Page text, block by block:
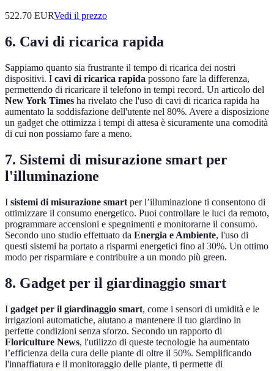
522.70 EURVedi il prezzo
6. Cavi di ricarica rapida
Sappiamo quanto sia frustrante il tempo di ricarica dei nostri
dispositivi. I cavi di ricarica rapida possono fare la differenza,
permettendo di ricaricare il telefono in tempi record. Un articolo del
New York Times ha rivelato che l'uso di cavi di ricarica rapida ha
aumentato la soddisfazione dell'utente nel 80%. Avere a disposizione
un gadget che ottimizza i tempi di attesa è sicuramente una comodità
di cui non possiamo fare a meno.
7. Sistemi di misurazione smart per
l'illuminazione
I sistemi di misurazione smart per l’illuminazione ti consentono di
ottimizzare il consumo energetico. Puoi controllare le luci da remoto,
programmare accensioni e spegnimenti e monitorarne il consumo.
Secondo uno studio effettuato da Energia e Ambiente, l'uso di
questi sistemi ha portato a risparmi energetici fino al 30%. Un ottimo
modo per risparmiare e contribuire a un mondo più green.
8. Gadget per il giardinaggio smart
I gadget per il giardinaggio smart, come i sensori di umidità e le
irrigazioni automatiche, aiutano a mantenere il tuo giardino in
perfette condizioni senza sforzo. Secondo un rapporto di
Floriculture News, l'utilizzo di queste tecnologie ha aumentato
l’efficienza della cura delle piante di oltre il 50%. Semplificando
l'innaffiatura e il monitoraggio delle piante, ti permette di